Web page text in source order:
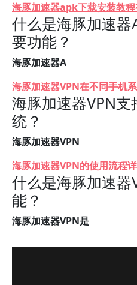
海豚加速器apk下载安装教程
什么是海豚加速器
要功能？
海豚加速器A
海豚加速器VPN在不同手机
海豚加速器VPN
统？
海豚加速器VPN
海豚加速器VPN的使用流程
什么是海豚加速器
能？
海豚加速器VPN是